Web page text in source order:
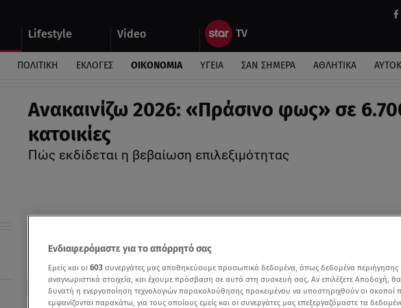
Lifestyle Video
ΠΟΛΙΤΙΚΗ ΕΚΛΟΓΕΣ ΟΙΚΟΝΟΜΙΑ ΥΓΕΙΑ ΣΑΝ ΣΗΜΕΡΑ ΑΘΛΗΤΙΚΑ
Ανακαινίζω 2026: «Πράσινο φως» σε
κατοικίες
Πώς εκδίδεται η βεβαίωση επιλεξιμότητας
Ενδιαφερόμαστε για το απόρρητό σας
Εμείς και οι 603 συνεργάτες μας αποθηκεύουμε προσωπικά δεδομένα, όπως δεδομένα περιήγησης
αναγνωριστικά στοιχεία, και έχουμε πρόσβαση σε αυτά στη συσκευή σας. Αν επιλέξετε Αποδοχή, θα
δυνατή η ενεργοποίηση τεχνολογιών παρακολούθησης προκειμένου να υποστηριχθούν οι σκοποί
εμφανίζονται παρακάτω, για τους οποίους εμείς και οι συνεργάτες μας επεξεργαζόμαστε τα